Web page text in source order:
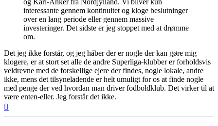
interessante gennem kontinuitet og kloge beslutninger
over en lang periode eller gennem massive
investeringer. Det sidste er jeg stoppet med at drømme
om.
Det jeg ikke forstår, og jeg håber der er nogle der kan gøre mig
klogere, er at stort set alle de andre Superliga-klubber er forholdsvis
veldrevne med de forskellige ejere der findes, nogle lokale, andre
ikke, mens det tilsyneladende er helt umuligt for os at finde nogle
med penge der ved hvordan man driver fodboldklub. Det virker til at
være enten-eller. Jeg forstår det ikke.